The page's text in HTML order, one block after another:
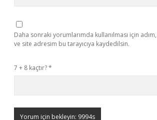
Daha sonraki yorumlarımda kullanılması için
ve site adresim bu tarayıcıya kaydedilsin.
7 + 8 kaçtır?*